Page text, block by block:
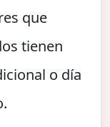
que
tienen
o día